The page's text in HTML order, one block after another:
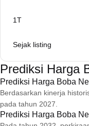
1T
Sejak listing
Prediksi Harga
Prediksi Harga Boba
Berdasarkan kinerja
pada tahun 2027.
Prediksi Harga Boba